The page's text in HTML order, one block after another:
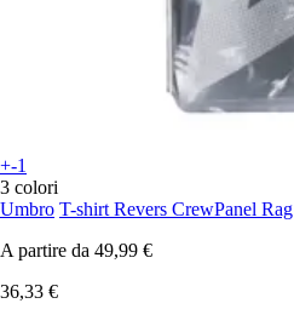
+-1
3 colori
Umbro T-shirt Revers CrewPanel Rag
A partire da 49,99 €
36,33 €